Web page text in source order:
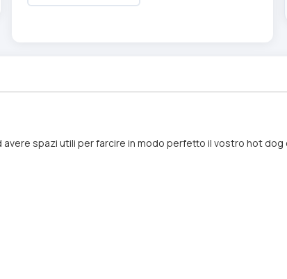
spazi utili per farcire in modo perfetto il vostro hot